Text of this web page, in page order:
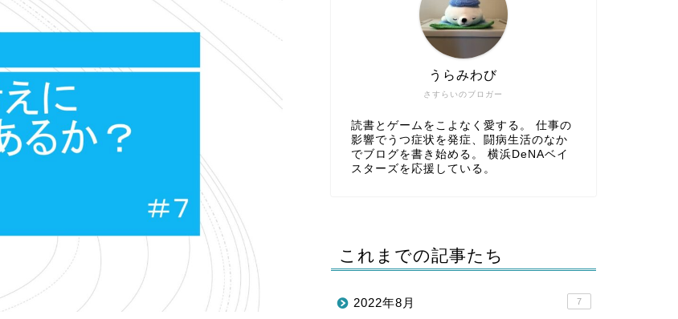
さすらいのブロガー
うらみわび
読書とゲームをこよなく愛する。 仕事の
影響でうつ症状を発症、闘病生活のなか
でブログを書き始める。 横浜DeNAベイ
スターズを応援している。
これまでの記事たち
2022年8月 7